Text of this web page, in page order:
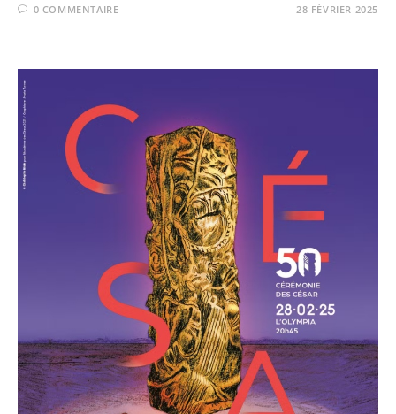
0 COMMENTAIRE 28 FÉVRIER 2025